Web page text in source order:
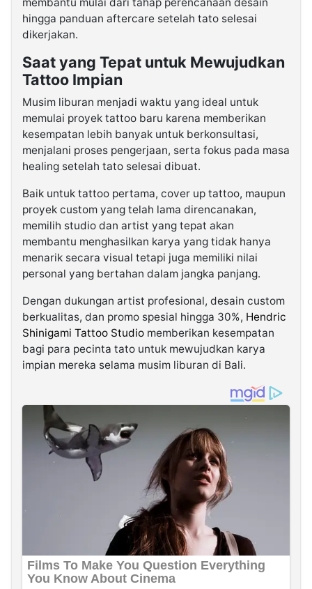
hingga panduan aftercare setelah tato selesai
dikerjakan.
Saat yang Tepat untuk Mewujudkan
Tattoo Impian
Musim liburan menjadi waktu yang ideal untuk
memulai proyek tattoo baru karena memberikan
kesempatan lebih banyak untuk berkonsultasi,
menjalani proses pengerjaan, serta fokus pada masa
healing setelah tato selesai dibuat.
Baik untuk tattoo pertama, cover up tattoo, maupun
proyek custom yang telah lama direncanakan,
memilih studio dan artist yang tepat akan
membantu menghasilkan karya yang tidak hanya
menarik secara visual tetapi juga memiliki nilai
personal yang bertahan dalam jangka panjang.
Dengan dukungan artist profesional, desain custom
berkualitas, dan promo spesial hingga 30%, Hendric
Shinigami Tattoo Studio memberikan kesempatan
bagi para pecinta tato untuk mewujudkan karya
impian mereka selama musim liburan di Bali.